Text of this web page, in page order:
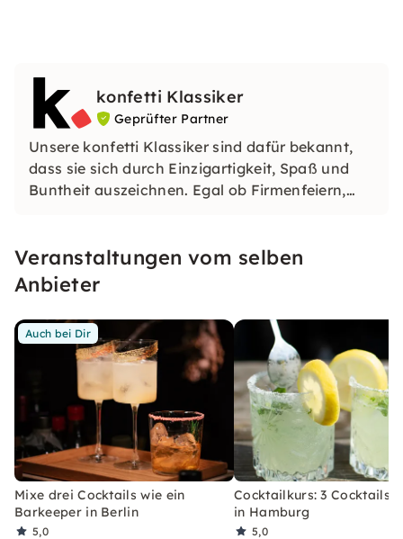
konfetti Klassiker
Geprüfter Partner
Unsere konfetti Klassiker sind dafür bekannt,
dass sie sich durch Einzigartigkeit, Spaß und
Buntheit auszeichnen. Egal ob Firmenfeiern,
erleben, welches Du so schnell nicht vergessen
wirst.
Veranstaltungen vom selben
Anbieter
Auch bei Dir
Mixe drei Cocktails wie ein
Barkeeper in Berlin
5,0
Cocktailkurs: 3 Cocktails
in Hamburg
5,0